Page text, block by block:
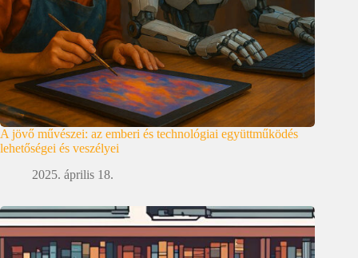
A jövő művészei: az emberi és technológiai együttműködés
lehetőségei és veszélyei
2025. április 18.